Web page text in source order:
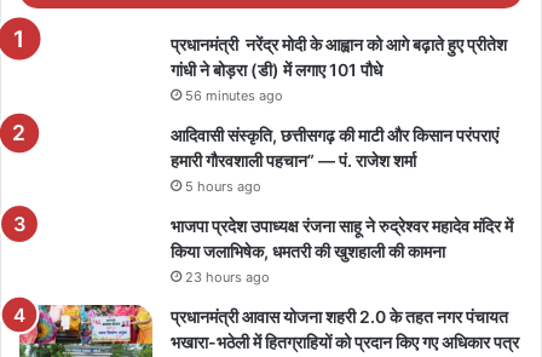
प्रधानमंत्री नरेंद्र मोदी के आह्वान को आगे बढ़ाते हुए प्रीतेश
गांधी ने बोड़रा (डी) में लगाए 101 पौधे
56 minutes ago
आदिवासी संस्कृति, छत्तीसगढ़ की माटी और किसान परंपराएं
हमारी गौरवशाली पहचान” — पं. राजेश शर्मा
5 hours ago
भाजपा प्रदेश उपाध्यक्ष रंजना साहू ने रुद्रेश्वर महादेव मंदिर में
किया जलाभिषेक, धमतरी की खुशहाली की कामना
23 hours ago
प्रधानमंत्री आवास योजना शहरी 2.0 के तहत नगर पंचायत
भखारा-भठेली में हितग्राहियों को प्रदान किए गए अधिकार पत्र